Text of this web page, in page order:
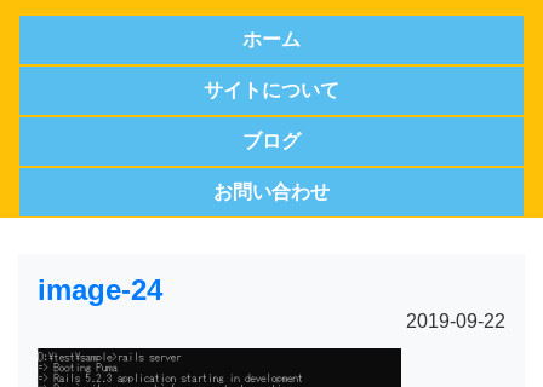
ホーム
サイトについて
ブログ
お問い合わせ
image-24
2019-09-22